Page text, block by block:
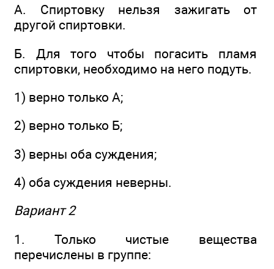
А. Спиртовку нельзя зажигать от
другой спиртовки.
Б. Для того чтобы погасить пламя
спиртовки, необходимо на него подуть.
1) верно только А;
2) верно только Б;
3) верны оба суждения;
4) оба суждения неверны.
Вариант 2
1. Только чистые вещества
перечислены в группе: